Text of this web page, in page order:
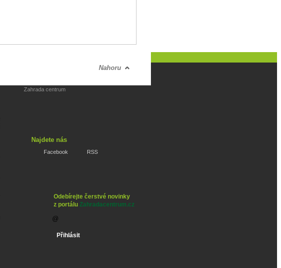
Nahoru
Zahrada centrum
Najdete nás
Facebook RSS
Odebírejte čerstvé novinky
z portálu Zahradacentrum.cz